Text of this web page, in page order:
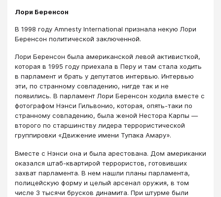
Лори Беренсон
В 1998 году Amnesty International признала некую Лори
Беренсон политической заключенной.
Лори Беренсон была американской левой активисткой,
которая в 1995 году приехала в Перу и там стала ходить
в парламент и брать у депутатов интервью. Интервью
эти, по странному совпадению, нигде так и не
появились. В парламент Лори Беренсон ходила вместе с
фотографом Нэнси Гильвонио, которая, опять-таки по
странному совпадению, была женой Нестора Карпы —
второго по старшинству лидера террористической
группировки «Движение имени Тупака Амару».
Вместе с Нэнси она и была арестована. Дом американки
оказался штаб-квартирой террористов, готовивших
захват парламента. В нем нашли планы парламента,
полицейскую форму и целый арсенал оружия, в том
числе 3 тысячи брусков динамита. При штурме были